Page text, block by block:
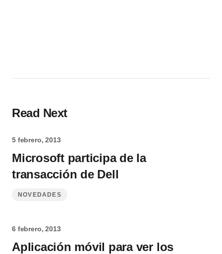
Read Next
5 febrero, 2013
Microsoft participa de la
transacción de Dell
NOVEDADES
6 febrero, 2013
Aplicación móvil para ver los